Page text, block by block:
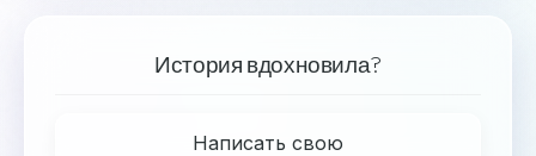
История вдохновила?
Написать свою